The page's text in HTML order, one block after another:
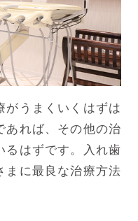
がうまくいくはずは
あれば、その他の治
はずです。
入れ歯
まに最良な治療方法